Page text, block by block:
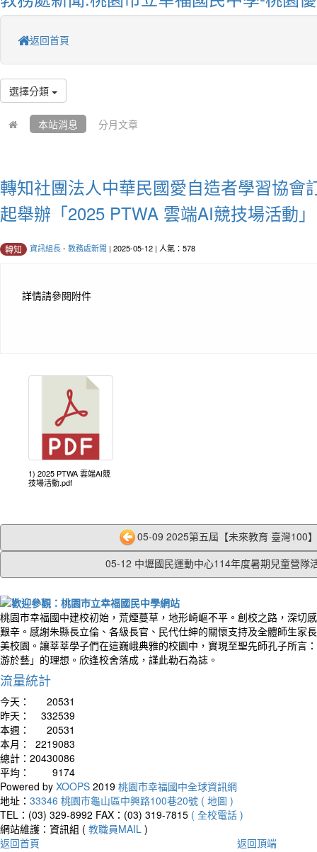
返回首頁
選擇分類
本站消息 分月文章
轉知社團法人中華民國愛自造者學習協會
起舉辦「2025 PTWA 雲端AI競技場活動
轉知 資訊組長- 教務處新聞 | 2025-05-12 | 人氣：578
詳情請參閱附件
1) 2025 PTWA 雲端AI競
技場活動.pdf
05-09 2025第五屆【未來教育 臺灣100
05-12 中壢國民運動中心114年度暑期兒童營隊
桃園市幸福國中建校初始，荒煙蔓草，地形崎嶇不平。創校之路，深切
艱辛。感謝朱縣長立倫、各級長官、民代仕紳的關懷支持及全體師生家
美校園。讓莘莘學子們在這巍峨典雅的校園中，實現至聖先師孔子所言
游於藝」的理想。欣逢校舍落成，謹此勒石為誌。
流量統計
今天：
20531
昨天：
332539
本週：
20531
本月：
2219083
總計： 20430086
平均：
9174
Powered by XOOPS 2019 桃園市幸福國中全球資訊網
地址： 33346 桃園市龜山區中興路100巷20號 ( 地圖 )
TEL：(03) 329-8992 FAX：(03) 319-7815 ( 全校電話 )
網站維護：資訊組 ( 教職員MAIL )
返回首頁
返回頂端